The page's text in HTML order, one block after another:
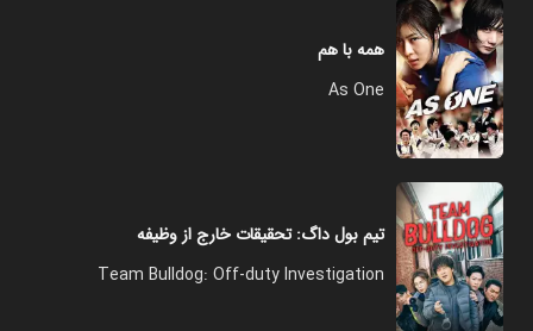
همه با هم
As One
تیم بول داگ: تحقیقات خارج از وظیفه
Team Bulldog: Off-duty Investigation